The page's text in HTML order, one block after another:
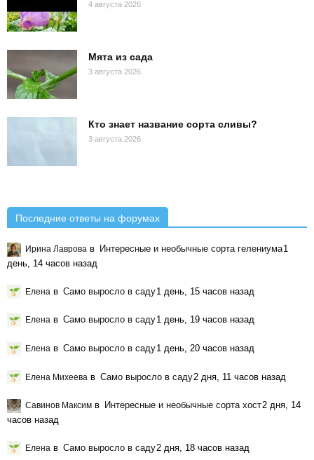
4 августа 2026
Мята из сада
3 августа 2026
Кто знает название сорта сливы?
3 августа 2026
Последние ответы на форумах
Ирина Лаврова в Интересные и необычные сорта гелениума1
день, 14 часов назад
Елена в Само выросло в саду1 день, 15 часов назад
Елена в Само выросло в саду1 день, 19 часов назад
Елена в Само выросло в саду1 день, 20 часов назад
Елена Михеева в Само выросло в саду2 дня, 11 часов назад
Савинов Максим в Интересные и необычные сорта хост2 дня, 14
часов назад
Елена в Само выросло в саду2 дня, 18 часов назад